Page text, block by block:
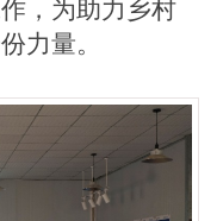
，为助力乡村
力量。